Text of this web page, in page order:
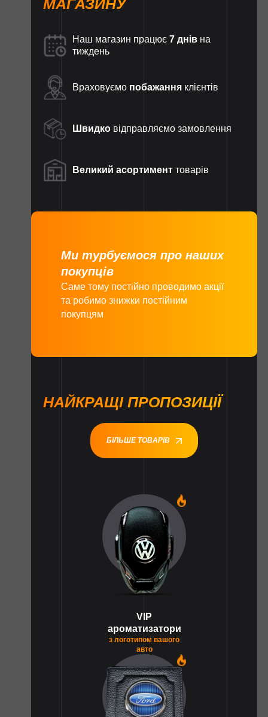
МАГАЗИНУ
Наш магазин працює 7 днів на
тиждень
Враховуємо побажання клієнтів
Швидко відправляємо замовлення
Великий асортимент товарів
Ми турбуємося про наших
покупців
Саме тому постійно проводимо акції
та робимо знижки постійним
покупцям
НАЙКРАЩІ ПРОПОЗИЦІЇ
БІЛЬШЕ ТОВАРІВ
VIP
ароматизатори
з логотипом вашого
авто